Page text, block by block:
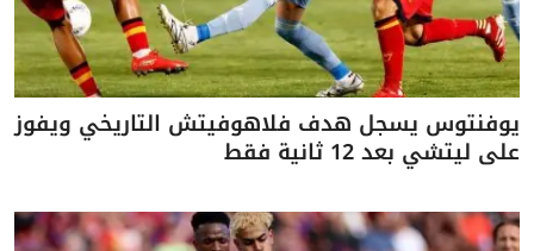
يوفنتوس يسجل هدف فلاهوفيتش التاريخي ويفوز
على ليتشي بعد 12 ثانية فقط